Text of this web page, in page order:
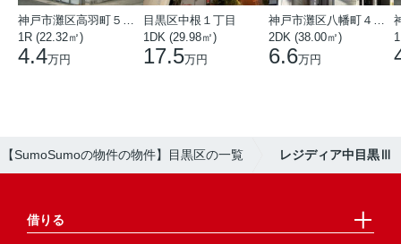
1R (22.32㎡)
4.4万円
目黒区中根１丁目
1DK (29.98㎡)
17.5万円
2DK (38.00㎡)
6.6万円
【SumoSumoの物件の物件】目黒区の一覧 レジディア中目黒Ⅲ
借りる